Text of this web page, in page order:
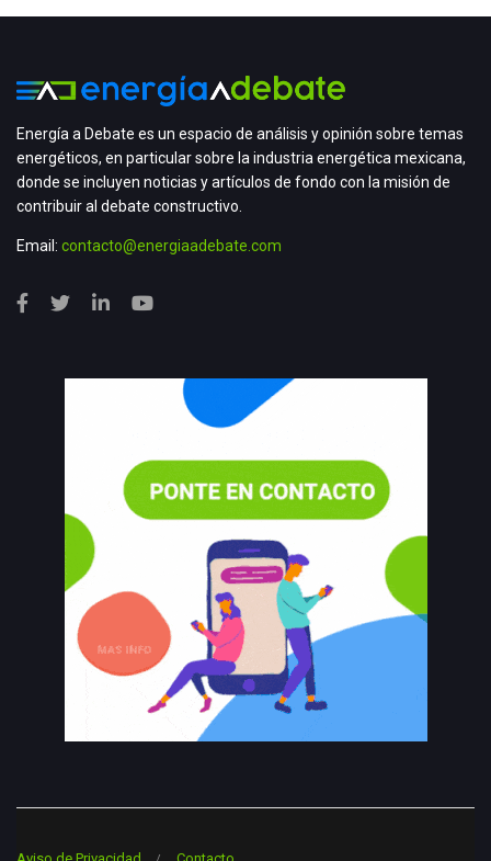
Energía a Debate es un espacio de análisis y opinión sobre temas
energéticos, en particular sobre la industria energética mexicana,
donde se incluyen noticias y artículos de fondo con la misión de
contribuir al debate constructivo.
Email: contacto@energiaadebate.com
Aviso de Privacidad Contacto